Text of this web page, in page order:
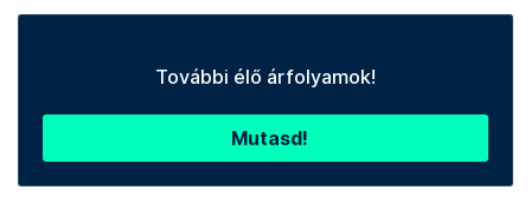
További élő árfolyamok!
Mutasd!